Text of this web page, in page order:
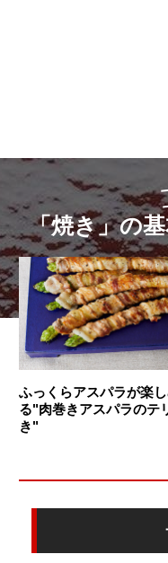
「焼き」の
ふっくらアスパラが楽
る"肉巻きアスパラのテ
き"